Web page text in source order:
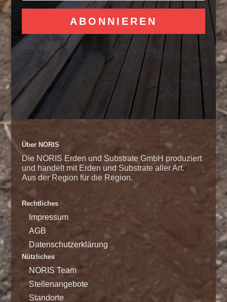
ABONNIEREN
Über NORIS
Die NORIS Erden und Substrate GmbH produziert
und handelt mit Erden und Substrate aller Art.
Aus der Region für die Region.
Rechtliches
Impressum
AGB
Datenschutzerklärung
Nützliches
NORIS Team
Stellenangebote
Standorte